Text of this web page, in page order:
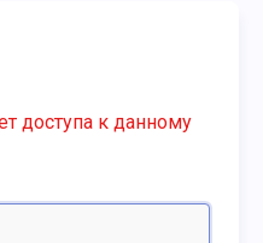
доступа к данному